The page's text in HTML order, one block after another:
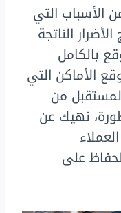
الأسباب التي
الناتجة
بالكامل
الأماكن التي
من
نهيك عن
على